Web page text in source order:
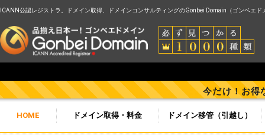
ICANN公認レジストラ。ドメイン取得、ドメインコンサルティングのGonbei Domain（ゴンベエド
今だけ！お得
HOME ドメイン取得・料金 ドメイン移管（引越し）